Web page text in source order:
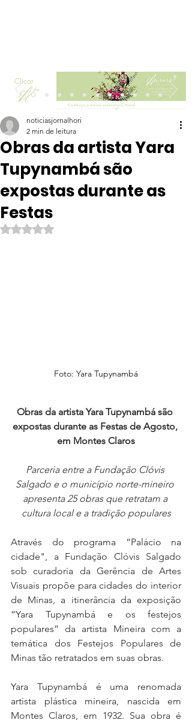
Clicar
Obras da artista Yara
Tupynambá são
expostas durante as
Festas
noticiasjornalhori
2 min de leitura
Avaliado com NaN de 5 estrelas.
Foto: Yara Tupynambá
Obras da artista Yara Tupynambá são
expostas durante as Festas de Agosto,
em Montes Claros
Parceria entre a Fundação Clóvis
Salgado e o município norte-mineiro
apresenta 25 obras que retratam a
cultura local e a tradição populares
Através do programa “Palácio na
cidade", a Fundação Clóvis Salgado
sob curadoria da Gerência de Artes
Visuais propõe para cidades do interior
de Minas, a itinerância da exposição
“Yara Tupynambá e os festejos
populares” da artista Mineira com a
temática dos Festejos Populares de
Minas tão retratados em suas obras.
Yara Tupynambá é uma renomada
artista plástica mineira, nascida em
Montes Claros, em 1932. Sua obra é